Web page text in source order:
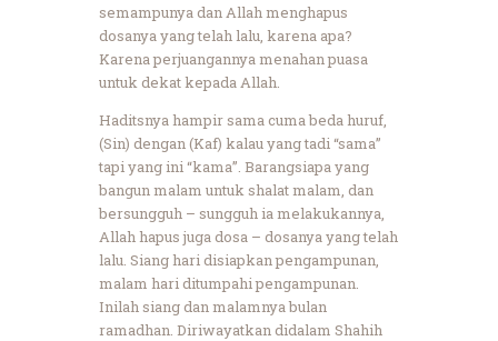
semampunya dan Allah menghapus
dosanya yang telah lalu, karena apa?
Karena perjuangannya menahan puasa
untuk dekat kepada Allah.
Haditsnya hampir sama cuma beda huruf,
(Sin) dengan (Kaf) kalau yang tadi “sama”
tapi yang ini “kama”. Barangsiapa yang
bangun malam untuk shalat malam, dan
bersungguh – sungguh ia melakukannya,
Allah hapus juga dosa – dosanya yang telah
lalu. Siang hari disiapkan pengampunan,
malam hari ditumpahi pengampunan.
Inilah siang dan malamnya bulan
ramadhan. Diriwayatkan didalam Shahih